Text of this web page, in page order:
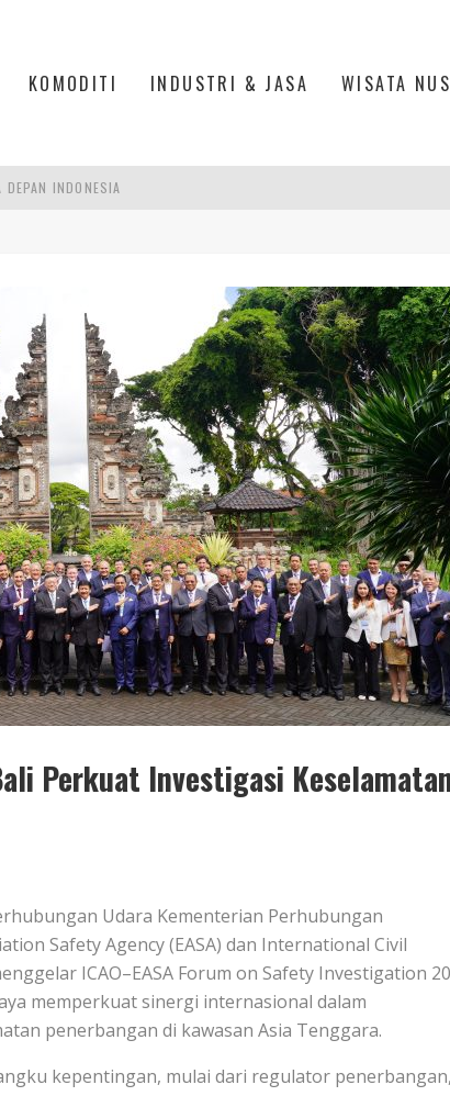
KOMODITI INDUSTRI & JASA WISATA
INDONESIA
DI PIK 2, JAKARTA UTARA
DI PASAR BARU JAKARTA
Perkuat Investigasi
Udara Kementerian Perhubungan
Safety Agency (EASA) dan International Civil
ICAO–EASA Forum on Safety Investigation
memperkuat sinergi internasional dalam
penerbangan di kawasan Asia Tenggara.
kepentingan, mulai dari regulator penerbangan,